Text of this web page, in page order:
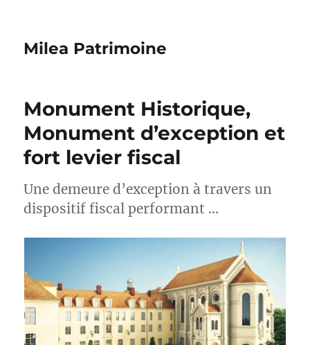
Milea Patrimoine
Monument Historique,
Monument d’exception et
fort levier fiscal
Une demeure d’exception à travers un
dispositif fiscal performant …